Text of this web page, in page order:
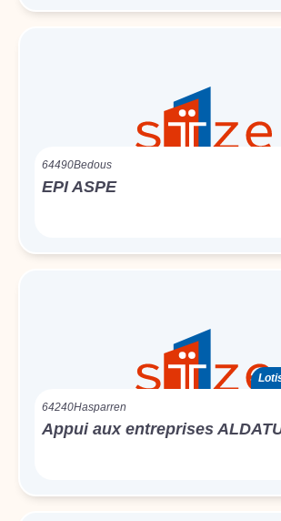
64490Bedous
EPI ASPE
64240Hasparren
Appui aux entreprises